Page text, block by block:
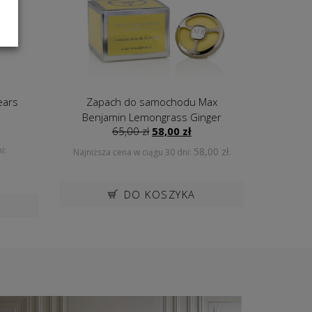
Zapach do samochodu Max
Benjamin Lemongrass Ginger
65,00zł Pierwotna
cena
wynosiła:
58,00 złAktualna
cena
wynosi:
Najniższa cena w ciągu 30 dni: 58,00 zł.
DO KOSZYKA